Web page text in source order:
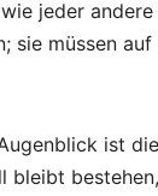
jeder andere
sie müssen auf
ist die
bleibt